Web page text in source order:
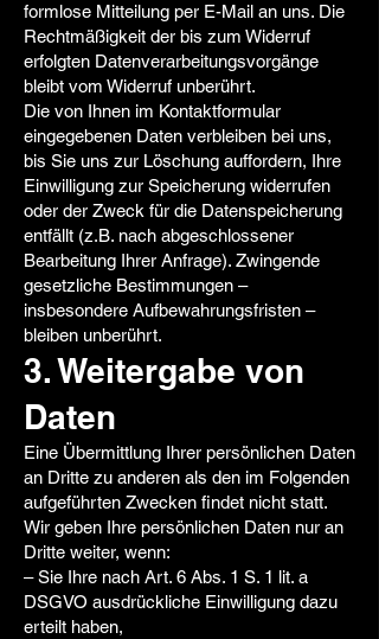
formlose Mitteilung per E-Mail an uns. Die
Rechtmäßigkeit der bis zum Widerruf
erfolgten Datenverarbeitungsvorgänge
bleibt vom Widerruf unberührt.
Die von Ihnen im Kontaktformular
eingegebenen Daten verbleiben bei uns,
bis Sie uns zur Löschung auffordern, Ihre
Einwilligung zur Speicherung widerrufen
oder der Zweck für die Datenspeicherung
entfällt (z.B. nach abgeschlossener
Bearbeitung Ihrer Anfrage). Zwingende
gesetzliche Bestimmungen –
insbesondere Aufbewahrungsfristen –
bleiben unberührt.
3. Weitergabe von
Daten
Eine Übermittlung Ihrer persönlichen Daten
an Dritte zu anderen als den im Folgenden
aufgeführten Zwecken findet nicht statt.
Wir geben Ihre persönlichen Daten nur an
Dritte weiter, wenn:
– Sie Ihre nach Art. 6 Abs. 1 S. 1 lit. a
DSGVO ausdrückliche Einwilligung dazu
erteilt haben,